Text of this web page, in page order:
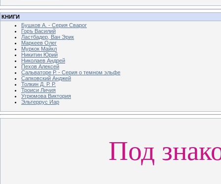
КНИГИ
Бушков А. - Серия Сварог
Горъ Василий
Ластбадер, Ван Эрик
Маркеев Олег
Муркок Майкл
Никитин Юрий
Николаев Андрей
Пехов Алексей
Сальваторе Р. - Серия о темном эльфе
Сапковский Анджей
Толкин Д. Р. Р.
Троиси Личия
Угрюмова Виктория
Эльтеррус Иар
Под